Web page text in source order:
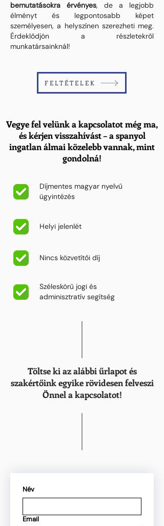
bemutatásokra érvényes, de a legjobb
élményt és legpontosabb képet
személyesen, a helyszínen szerezheti meg.
Érdeklődjön a részletekről
munkatársainknál!
FELTÉTELEK
Vegye fel velünk a kapcsolatot még ma,
és kérjen visszahívást – a spanyol
ingatlan álmai közelebb vannak, mint
gondolná!
Díjmentes magyar nyelvű
ügyintézés
Helyi jelenlét
Nincs közvetítői díj
Széleskörű jogi és
adminisztratív segítség
Töltse ki az alábbi űrlapot és
szakértőink egyike rövidesen felveszi
Önnel a kapcsolatot!
Név
Email